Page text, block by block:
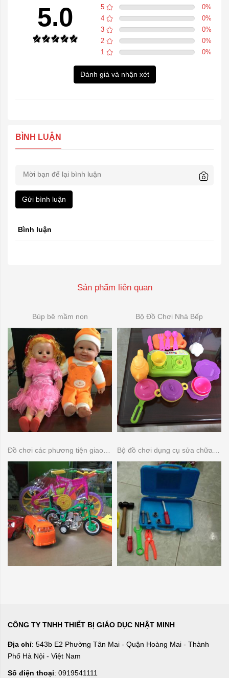
5.0 5 0%
4
0%
3
0%
2
0%
1
0%
Đánh giá và nhận xét
BÌNH LUẬN
Gửi bình luận
Bình luận
Sản phẩm liên quan
Búp bê mầm non Bộ Đồ Chơi Nhà Bếp
CÔNG TY TNHH THIẾT BỊ GIÁO DỤC NHẬT MINH
Địa chỉ: 543b E2 Phường Tân Mai - Quận Hoàng Mai - Thành
Phố Hà Nội - Việt Nam
Số điện thoại: 0919541111